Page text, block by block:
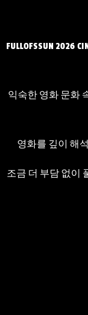
FULLOFSSUN 2026
익숙한 영화 문화
영화를 깊이 해
조금 더 부담 없이